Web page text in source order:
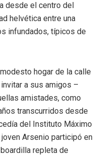
desde el centro del
helvética entre una
infundados, típicos de
hogar de la calle
a sus amigos –
amistades, como
transcurridos desde
del Instituto Máximo
Arsenio participó en
repleta de